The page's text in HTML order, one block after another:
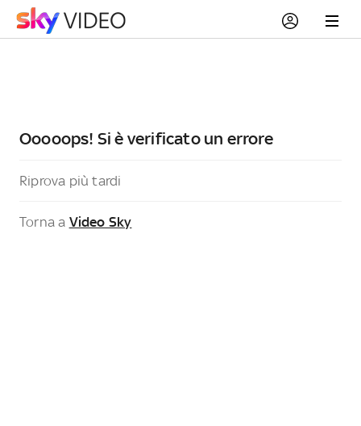
Ooooops! Si è verificato un errore
Riprova più tardi
Torna a Video Sky